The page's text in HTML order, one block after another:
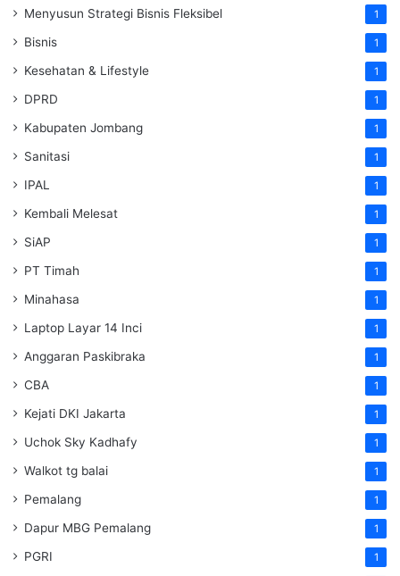
Menyusun Strategi Bisnis Fleksibel 1
Bisnis 1
Kesehatan & Lifestyle 1
DPRD 1
Kabupaten Jombang 1
Sanitasi 1
IPAL 1
Kembali Melesat 1
SiAP 1
PT Timah 1
Minahasa 1
Laptop Layar 14 Inci 1
Anggaran Paskibraka 1
CBA 1
Kejati DKI Jakarta 1
Uchok Sky Kadhafy 1
Walkot tg balai 1
Pemalang 1
Dapur MBG Pemalang 1
PGRI 1